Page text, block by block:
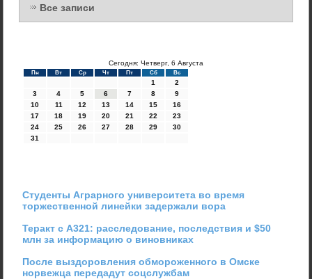
Все записи
Сегодня: Четверг, 6 Августа
Пн Вт Ср Чт Пт Сб Вс
1
2
3
4 5 6 7 8
9
10
11 12 13 14 15
16
17
18 19 20 21 22
23
24
25 26 27 28 29
30
31
Студенты Аграрного университета во время
торжественной линейки задержали вора
Теракт с А321: расследование, последствия и $50
млн за информацию о виновниках
После выздоровления обмороженного в Омске
норвежца передадут соцслужбам